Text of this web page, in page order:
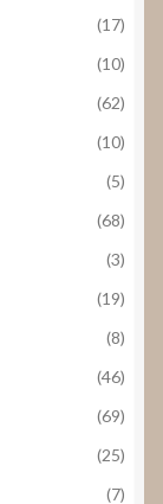
(17)
(10)
(62)
(10)
(5)
(68)
(3)
(19)
(8)
(46)
(69)
(25)
(7)